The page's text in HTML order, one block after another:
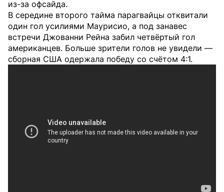
из-за офсайда.
В середине второго тайма парагвайцы отквитали
один гол усилиями Маурисио, а под занавес
встречи Джованни Рейна забил четвёртый гол
американцев. Больше зрители голов не увидели —
сборная США одержала победу со счётом 4:1.